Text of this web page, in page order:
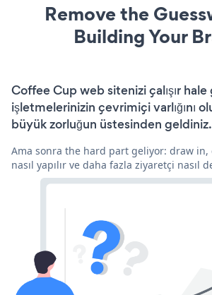
Remove the
Building Your
Coffee Cup web sitenizi çalışır
işletmelerinizin çevrimiçi varlığını
büyük zorluğun üstesinden
Ama sonra the hard part geliyor: draw
nasıl yapılır ve daha fazla ziyaretçi nasıl